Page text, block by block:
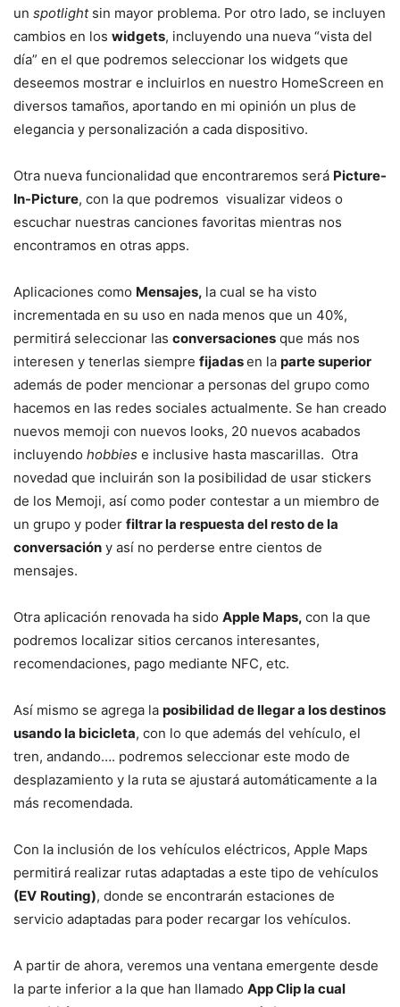
un spotlightsin mayor problema. Por otro lado, se incluyen
cambios en los widgets, incluyendo una nueva “vista del
día” en el que podremos seleccionar los widgets que
deseemos mostrar e incluirlos en nuestro HomeScreen en
diversos tamaños, aportando en mi opinión un plus de
elegancia y personalización a cada dispositivo.
Otra nueva funcionalidad que encontraremos será Picture-
In-Picture, con la que podremos visualizar videos o
escuchar nuestras canciones favoritas mientras nos
encontramos en otras apps.
Aplicaciones como Mensajes, la cual se ha visto
incrementada en su uso en nada menos que un 40%,
permitirá seleccionar las conversaciones que más nos
interesen y tenerlas siempre fijadasen la parte superior
además de poder mencionar a personas del grupo como
hacemos en las redes sociales actualmente. Se han creado
nuevos memoji con nuevos looks, 20 nuevos acabados
incluyendo hobbies e inclusive hasta mascarillas. Otra
novedad que incluirán son la posibilidad de usar stickers
de los Memoji, así como poder contestar a un miembro de
un grupo y poder filtrar la respuesta del resto de la
conversación y así no perderse entre cientos de
mensajes.
Otra aplicación renovada ha sido Apple Maps, con la que
podremos localizar sitios cercanos interesantes,
recomendaciones, pago mediante NFC, etc.
Así mismo se agrega la posibilidad de llegar a los destinos
usando la bicicleta, con lo que además del vehículo, el
tren, andando…. podremos seleccionar este modo de
desplazamiento y la ruta se ajustará automáticamente a la
más recomendada.
Con la inclusión de los vehículos eléctricos, Apple Maps
permitirá realizar rutas adaptadas a este tipo de vehículos
(EV Routing), donde se encontrarán estaciones de
servicio adaptadas para poder recargar los vehículos.
A partir de ahora, veremos una ventana emergente desde
la parte inferior a la que han llamado App Clip la cual